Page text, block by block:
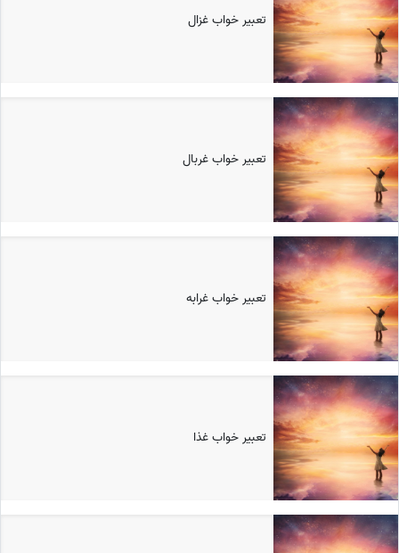
تعبیر خواب غزال
تعبیر خواب غربال
تعبیر خواب غرابه
تعبیر خواب غذا